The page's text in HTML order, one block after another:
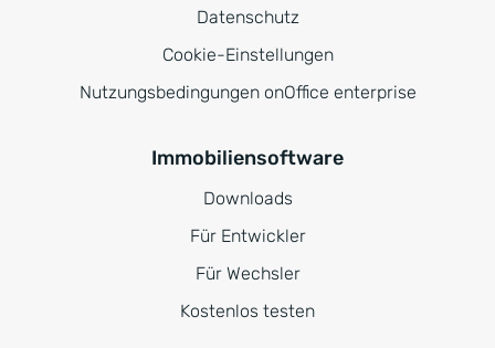
Datenschutz
Cookie-Einstellungen
Nutzungsbedingungen onOffice enterprise
Immobiliensoftware
Downloads
Für Entwickler
Für Wechsler
Kostenlos testen